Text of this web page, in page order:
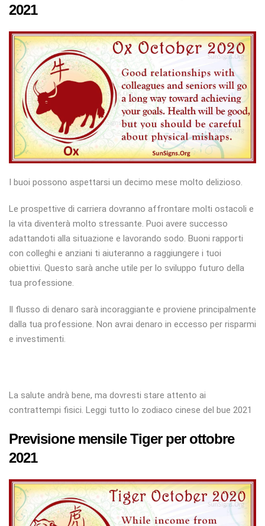
2021
I buoi possono aspettarsi un decimo mese molto delizioso.
Le prospettive di carriera dovranno affrontare molti ostacoli e
la vita diventerà molto stressante. Puoi avere successo
adattandoti alla situazione e lavorando sodo. Buoni rapporti
con colleghi e anziani ti aiuteranno a raggiungere i tuoi
obiettivi. Questo sarà anche utile per lo sviluppo futuro della
tua professione.
Il flusso di denaro sarà incoraggiante e proviene principalmente
dalla tua professione. Non avrai denaro in eccesso per risparmi
e investimenti.
La salute andrà bene, ma dovresti stare attento ai
contrattempi fisici. Leggi tutto lo zodiaco cinese del bue 2021
Previsione mensile Tiger per ottobre
2021